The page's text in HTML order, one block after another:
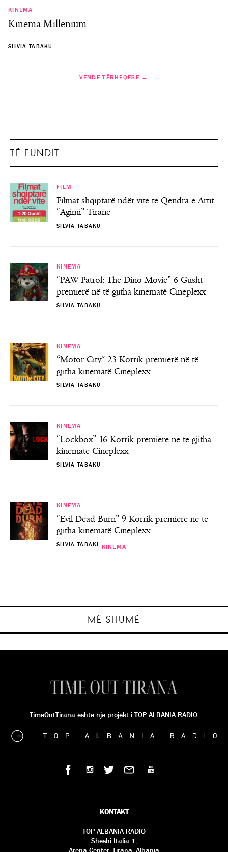
KINEMA
Kinema Millenium
SILVIA TABAKU
VENDE TËRHEQËSE →
TË FUNDIT
FILM
Filmat shqiptarë ndër vite te Qendra e Artit
“Agimi” Tiranë
SILVIA TABAKU
KINEMA
“PAW Patrol: The Dino Movie” 6 Gusht
premierë në të gjitha kinematë Cineplexx
SILVIA TABAKU
KINEMA
“Motor City” 23 Korrik premierë në të
gjitha kinematë Cineplexx
SILVIA TABAKU
KINEMA
“Lockbox” 16 Korrik premierë në të gjitha
kinematë Cineplexx
SILVIA TABAKU
KINEMA
“Evil Dead Burn” 9 Korrik premierë në të
gjitha kinematë Cineplexx
SILVIA TABAKU
MË SHUMË
KINEMA
KINEMA
KINEMA
KINEMA
TimeOutTirana është një projekt i TOP ALBANIA RADIO.
KONTAKT
TOP ALBANIA RADIO
Sheshi Italia 1,